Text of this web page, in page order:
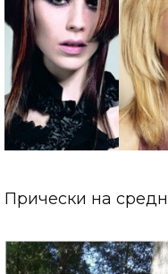
Прически на